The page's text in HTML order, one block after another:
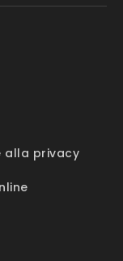
alla privacy